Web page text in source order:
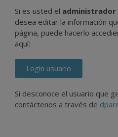
Si es usted el administrador
desea editar la información
página, puede hacerlo
aquí:
Login usuario
Si desconoce el usuario que
contáctenos a través de